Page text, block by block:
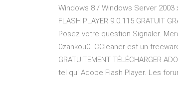
Windows 8 / Windows Server 2003
FLASH PLAYER 9.0.115 GRATUIT
Posez votre question Signaler.
0zankou0. CCleaner est un
GRATUITEMENT TÉLÉCHARGER
tel qu' Adobe Flash Player. Les